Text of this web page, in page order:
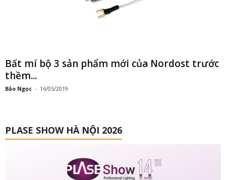
Bất mí bộ 3 sản phẩm mới của Nordost trước
thềm...
Bảo Ngọc - 16/05/2019
PLASE SHOW HÀ NỘI 2026